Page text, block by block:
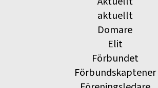
aktuellt
Domare
Elit
Förbundet
Förbundskaptener